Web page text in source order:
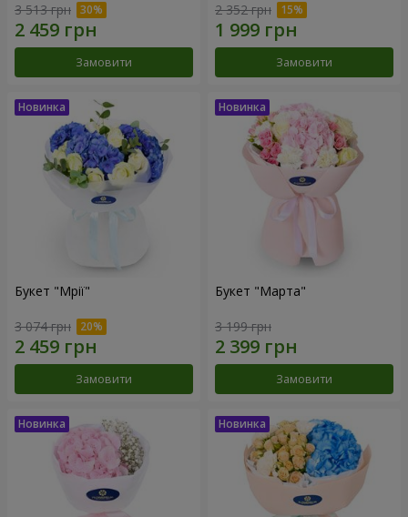
3 513 грн
Замовити
2 352 грн
Замовити
Букет "Мрії"
3 074 грн
Замовити
Букет "Марта"
3 199 грн
Замовити